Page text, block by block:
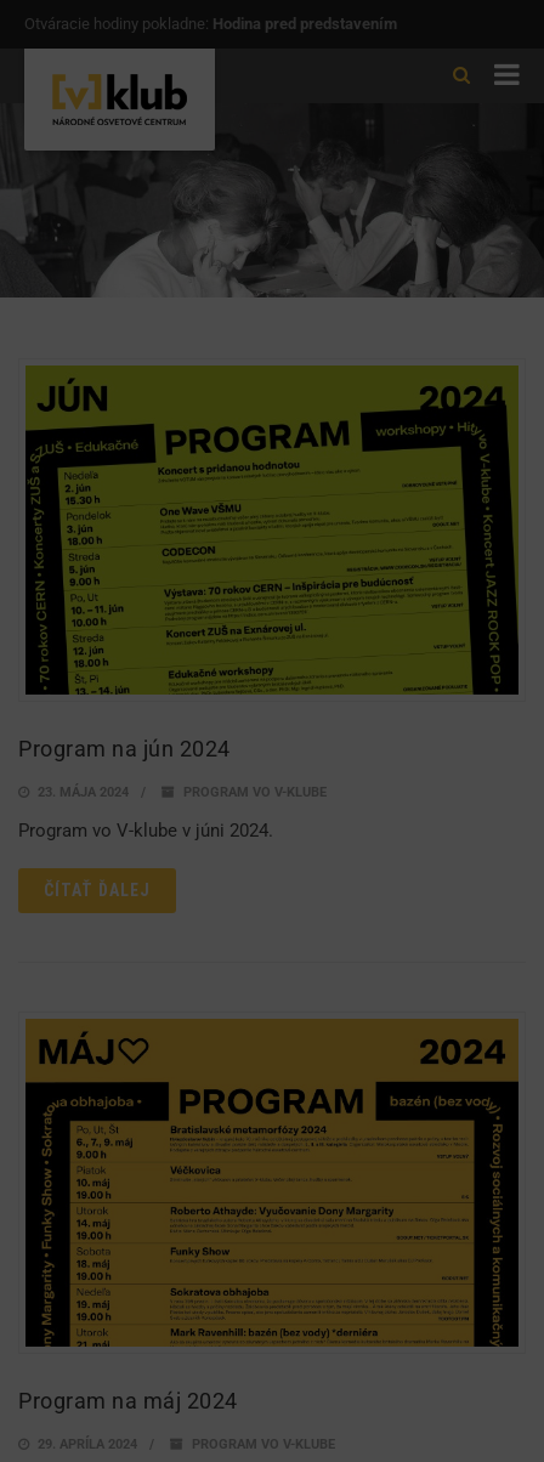
Otváracie hodiny pokladne: Hodina pred predstavením
Program na jún 2024
23. MÁJA 2024 PROGRAM VO V-KLUBE
Program vo V-klube v júni 2024.
ČÍTAŤ ĎALEJ
Program na máj 2024
29. APRÍLA 2024 PROGRAM VO V-KLUBE